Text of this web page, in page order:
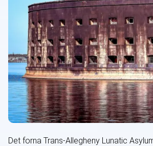
Det forna Trans-Allegheny Lunatic